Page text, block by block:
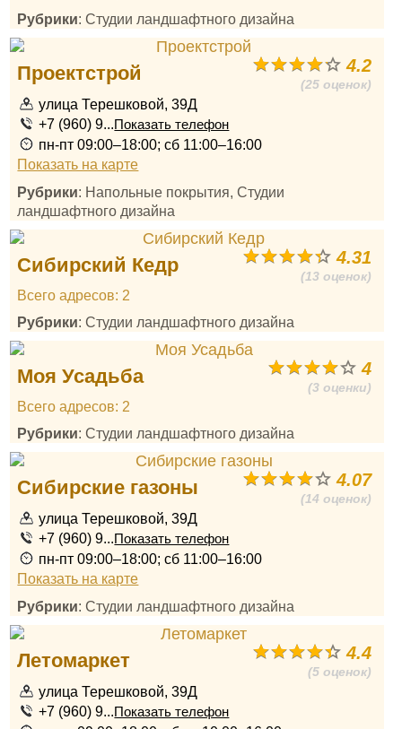
Рубрики: Студии ландшафтного дизайна
4.2
(25 оценок)
Проектстрой
улица Терешковой, 39Д
+7 (960) 9...Показать телефон
пн-пт 09:00–18:00; сб 11:00–16:00
Показать на карте
Рубрики: Напольные покрытия, Студии
ландшафтного дизайна
4.31
(13 оценок)
Сибирский Кедр
Всего адресов: 2
Рубрики: Студии ландшафтного дизайна
4
(3 оценки)
Моя Усадьба
Всего адресов: 2
Рубрики: Студии ландшафтного дизайна
4.07
(14 оценок)
Сибирские газоны
улица Терешковой, 39Д
+7 (960) 9...Показать телефон
пн-пт 09:00–18:00; сб 11:00–16:00
Показать на карте
Рубрики: Студии ландшафтного дизайна
4.4
(5 оценок)
Летомаркет
улица Терешковой, 39Д
+7 (960) 9...Показать телефон